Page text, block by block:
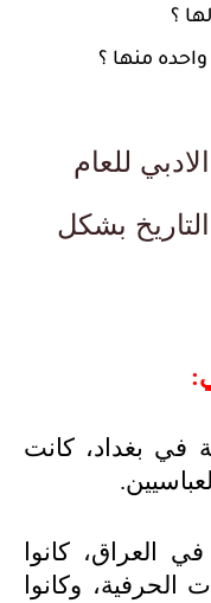
؟
منها ؟
للعام
المادة التاريخ بشكل
في بغداد، كانت
العراق، كانوا
الحرفية، وكانوا